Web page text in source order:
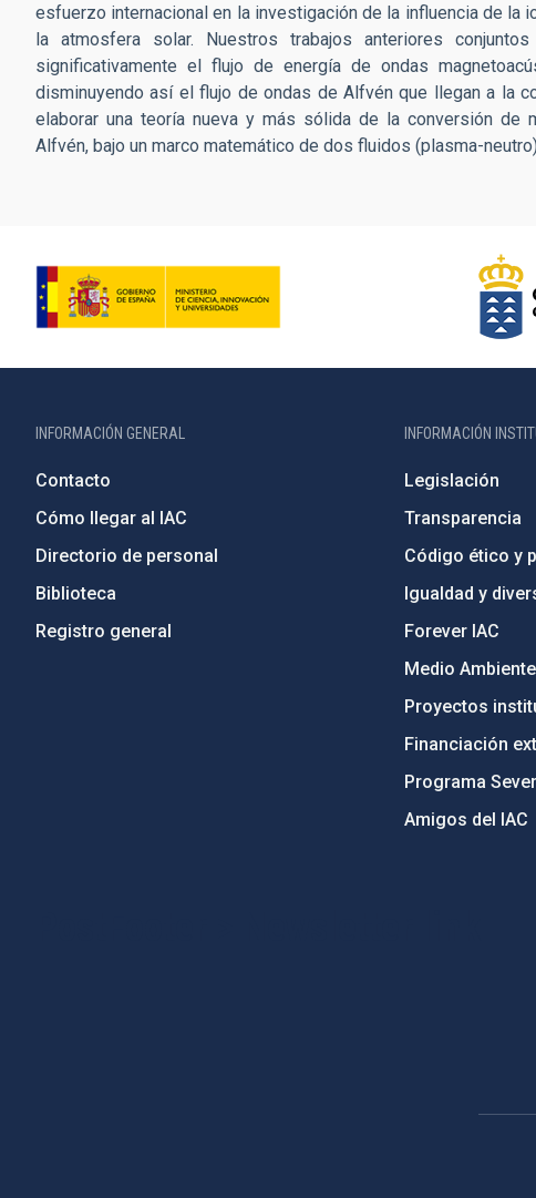
esfuerzo internacional en la investigación de la influencia de la
la atmosfera solar. Nuestros trabajos anteriores
significativamente el flujo de energía de ondas
disminuyendo así el flujo de ondas de Alfvén que llegan a la
elaborar una teoría nueva y más sólida de la conversión de
Alfvén, bajo un marco matemático de dos fluidos (plasma-
INFORMACIÓN GENERAL
Contacto
Cómo llegar al IAC
Directorio de personal
Biblioteca
Registro general
INFORMACIÓN
Legislación
Transparencia
Código ético y
Igualdad y
Forever IAC
Medio
Proyectos
Financiación
Programa
Amigos del IAC